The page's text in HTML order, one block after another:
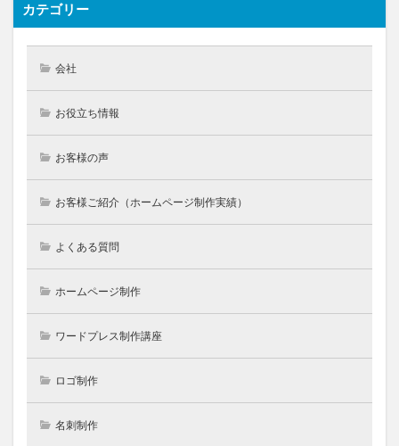
カテゴリー
会社
お役立ち情報
お客様の声
お客様ご紹介（ホームページ制作実績）
よくある質問
ホームページ制作
ワードプレス制作講座
ロゴ制作
名刺制作